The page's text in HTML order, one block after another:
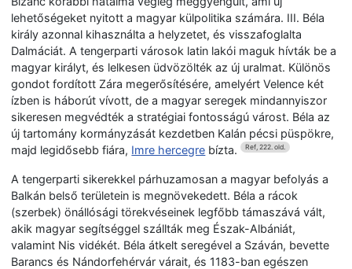
lehetőségeket nyitott a magyar külpolitika számára. III. Béla
király azonnal kihasználta a helyzetet, és visszafoglalta
Dalmáciát. A tengerparti városok latin lakói maguk hívták be a
magyar királyt, és lelkesen üdvözölték az új uralmat. Különös
gondot fordított Zára megerősítésére, amelyért Velence két
ízben is háborút vívott, de a magyar seregek mindannyiszor
sikeresen megvédték a stratégiai fontosságú várost. Béla az
új tartomány kormányzását kezdetben Kalán pécsi püspökre,
majd legidősebb fiára, Imre hercegre bízta. Ref, 222. old.
A tengerparti sikerekkel párhuzamosan a magyar befolyás a
Balkán belső területein is megnövekedett. Béla a rácok
(szerbek) önállósági törekvéseinek legfőbb támaszává vált,
akik magyar segítséggel szállták meg Észak-Albániát,
valamint Nis vidékét. Béla átkelt seregével a Száván, bevette
Barancs és Nándorfehérvár várait, és 1183-ban egészen